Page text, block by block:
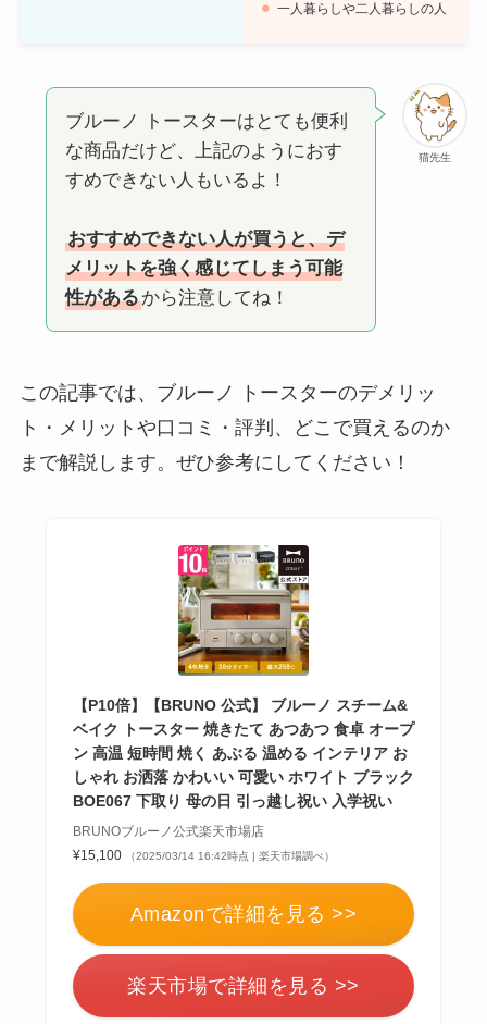
一人暮らしや二人暮らしの人
猫先生
ブルーノ トースターはとても便利
な商品だけど、上記のようにおす
すめできない人もいるよ！
おすすめできない人が買うと、デ
メリットを強く感じてしまう可能
性があるから注意してね！
この記事では、ブルーノ トースターのデメリッ
ト・メリットや口コミ・評判、どこで買えるのか
まで解説します。ぜひ参考にしてください！
【P10倍】【BRUNO 公式】 ブルーノ スチーム&
ベイク トースター 焼きたて あつあつ 食卓 オープ
ン 高温 短時間 焼く あぶる 温める インテリア お
しゃれ お洒落 かわいい 可愛い ホワイト ブラック
BOE067 下取り 母の日 引っ越し祝い 入学祝い
BRUNOブルーノ公式楽天市場店
¥15,100
（2025/03/14 16:42時点 | 楽天市場調べ）
Amazonで詳細を見る >>
楽天市場で詳細を見る >>